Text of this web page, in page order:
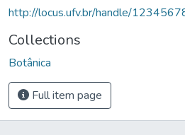
http://locus.ufv.br/handle/
Collections
Botânica
Full item page